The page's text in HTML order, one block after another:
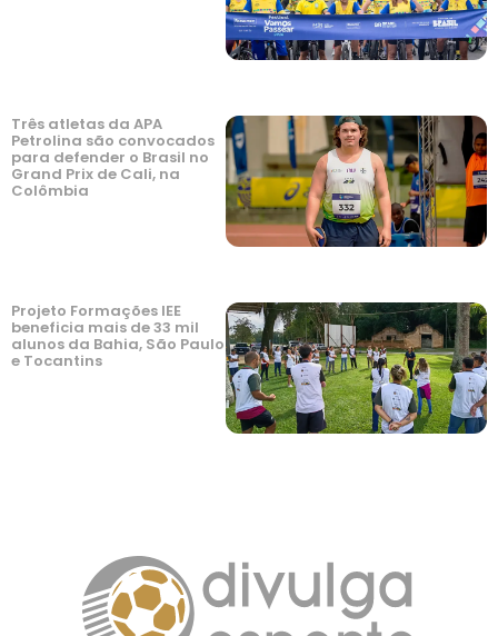
Três atletas da APA
Petrolina são convocados
para defender o Brasil no
Grand Prix de Cali, na
Colômbia
Projeto Formações IEE
beneficia mais de 33 mil
alunos da Bahia, São Paulo
e Tocantins